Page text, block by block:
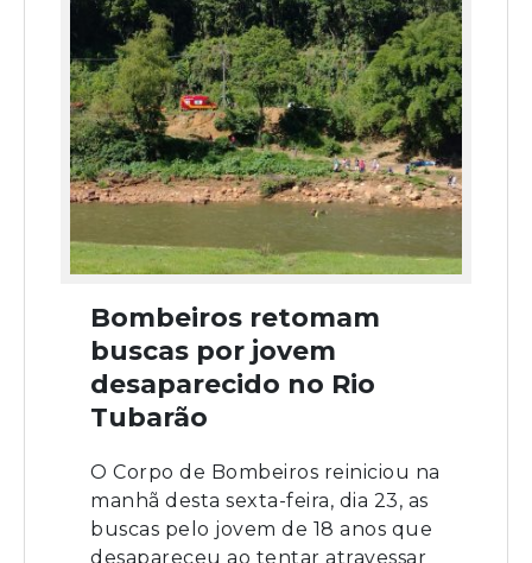
Bombeiros retomam
buscas por jovem
desaparecido no Rio
Tubarão
O Corpo de Bombeiros reiniciou na
manhã desta sexta-feira, dia 23, as
buscas pelo jovem de 18 anos que
desapareceu ao tentar atravessar